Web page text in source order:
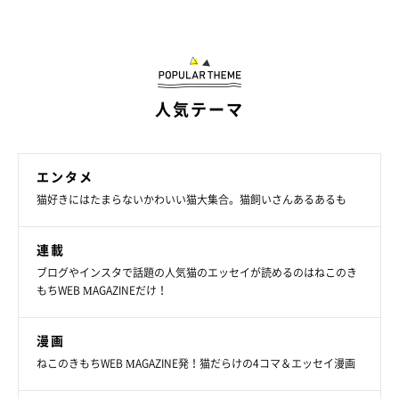
「ぶさいくな 寝顔も猫なら 癒される」
人気テーマ
エンタメ
猫好きにはたまらないかわいい猫大集合。猫飼いさんあるあるも
連載
ブログやインスタで話題の人気猫のエッセイが読めるのはねこのき
もちWEB MAGAZINEだけ！
漫画
ねこのきもちWEB MAGAZINE発！猫だらけの4コマ＆エッセイ漫画